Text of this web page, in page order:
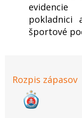
pokladnici
športové
Rozpis zápasov